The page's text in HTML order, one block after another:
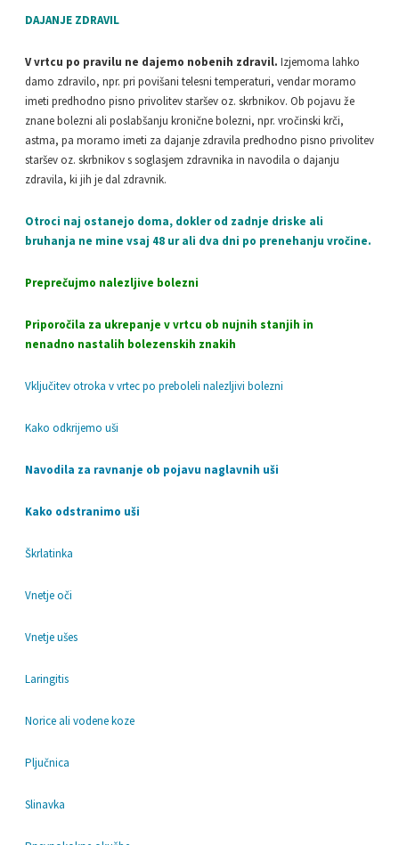
DAJANJE ZDRAVIL
V vrtcu po pravilu ne dajemo nobenih zdravil. Izjemoma lahko
damo zdravilo, npr. pri povišani telesni temperaturi, vendar moramo
imeti predhodno pisno privolitev staršev oz. skrbnikov. Ob pojavu že
znane bolezni ali poslabšanju kronične bolezni, npr. vročinski krči,
astma, pa moramo imeti za dajanje zdravila predhodno pisno privolitev
staršev oz. skrbnikov s soglasjem zdravnika in navodila o dajanju
zdravila, ki jih je dal zdravnik.
Otroci naj ostanejo doma, dokler od zadnje driske ali
bruhanja ne mine vsaj 48 ur ali dva dni po prenehanju vročine.
Preprečujmo nalezljive bolezni
Priporočila za ukrepanje v vrtcu ob nujnih stanjih in
nenadno nastalih bolezenskih znakih
Vključitev otroka v vrtec po preboleli nalezljivi bolezni
Kako odkrijemo uši
Navodila za ravnanje ob pojavu naglavnih uši
Kako odstranimo uši
Škrlatinka
Vnetje oči
Vnetje ušes
Laringitis
Norice ali vodene koze
Pljučnica
Slinavka